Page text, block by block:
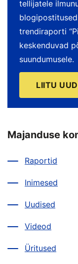
tellijatele
trendiraporti
keskenduvad
suundumusele.
LIITU
Majanduse
Raportid
Inimesed
Uudised
Videod
Üritused